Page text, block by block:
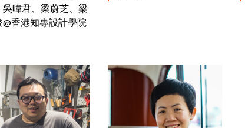
吳暐君、梁蔚芝、梁
@香港知專設計學院